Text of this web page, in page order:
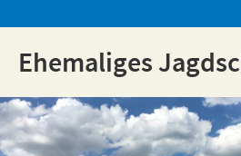
Ehemaliges